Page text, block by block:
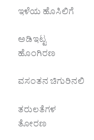
ಇಳೆಯ ಹೊಸಿಲಿಗೆ
ಅಡಿಇಟ್ಟ
ಹೊಂಗಿರಣ
ವಸಂತನ ಚಿಗುರಿನಲಿ
ತರುಲತೆಗಳ
ತೋರಣ